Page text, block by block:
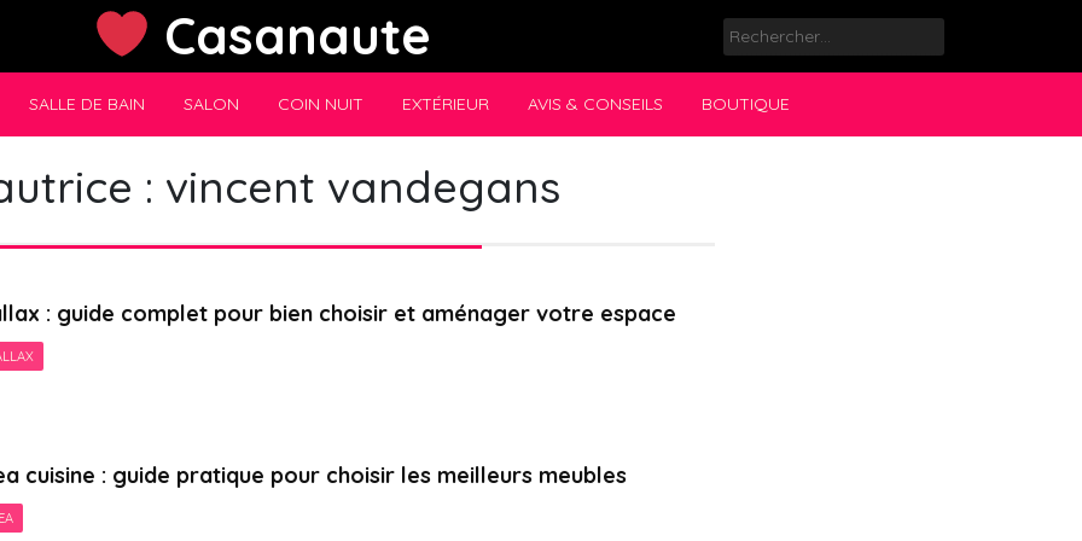
Casanaute Rechercher :
SALLE DE BAIN SALON COIN NUIT EXTÉRIEUR AVIS & CONSEILS BOUTIQUE
: vincent vandegans
: guide complet pour bien choisir et aménager votre espace
cuisine : guide pratique pour choisir les meilleurs meubles